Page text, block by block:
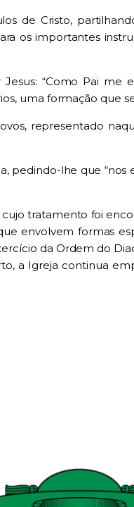
de Cristo,
os importantes
Jesus: “Como Pai me
uma formação que
,representado
pedindo-lhe que
cujo tratamento foi
envolvem formas
da Ordem do
a Igreja continua